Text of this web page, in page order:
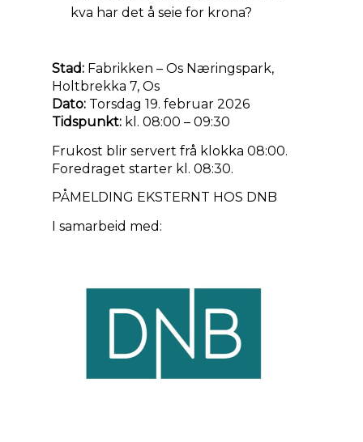
kva har det å seie for krona?
Stad:Fabrikken – Os Næringspark,
Holtbrekka 7, Os
Dato:Torsdag 19. februar 2026
Tidspunkt:kl. 08:00 – 09:30
Frukost blir servert frå klokka 08:00.
Foredraget starter kl. 08:30.
PÅMELDING EKSTERNT HOS DNB
I samarbeid med: